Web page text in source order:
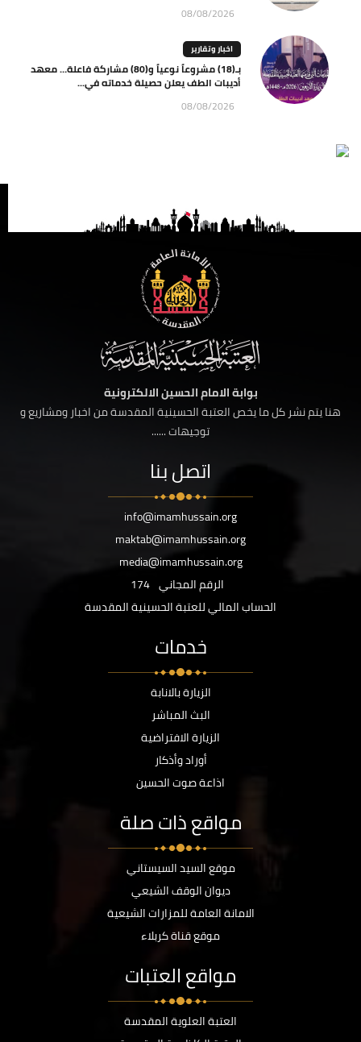
08/08/2026
اخبار وتقارير
بـ(18) مشروعاً نوعياً و(80) مشاركة فاعلة… معهد
أديبات الطف يعلن حصيلة خدماته في...
08/08/2026
بوابة الامام الحسين الالكترونية
هنا يتم نشر كل ما يخص العتبة الحسينية المقدسة من اخبار ومشاريع و
توجيهات ......
اتصل بنا
info@imamhussain.org
maktab@imamhussain.org
media@imamhussain.org
الرقم المجاني 174
الحساب المالي للعتبة الحسينية المقدسة
خدمات
الزيارة بالانابة
البث المباشر
الزيارة الافتراضية
أوراد وأذكار
اذاعة صوت الحسين
مواقع ذات صلة
موقع السيد السيستاني
ديوان الوقف الشيعي
الامانة العامة للمزارات الشيعية
موقع قناة كربلاء
مواقع العتبات
العتبة العلوية المقدسة